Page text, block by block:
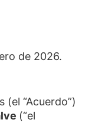
de 2026.
(el “Acuerdo”)
(“el